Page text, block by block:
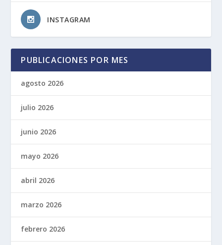
INSTAGRAM
PUBLICACIONES POR MES
agosto 2026
julio 2026
junio 2026
mayo 2026
abril 2026
marzo 2026
febrero 2026